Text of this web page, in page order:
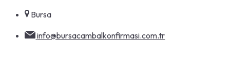
Skip
content
Bursa
info@bursacambalkonfirmasi.com.tr